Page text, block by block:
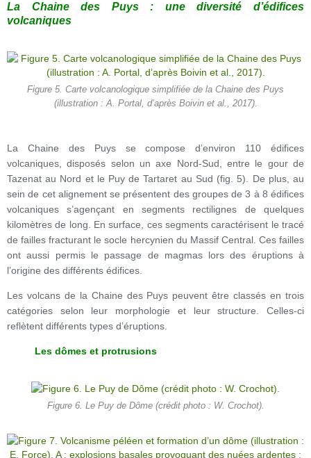
La Chaine des Puys : une diversité d’édifices
volcaniques
Figure 5. Carte volcanologique simplifiée de la Chaine des Puys
(illustration : A. Portal, d’après Boivin et al., 2017).
La Chaine des Puys se compose d’environ 110 édifices
volcaniques, disposés selon un axe Nord-Sud, entre le gour de
Tazenat au Nord et le Puy de Tartaret au Sud (fig. 5). De plus, au
sein de cet alignement se présentent des groupes de 3 à 8 édifices
volcaniques s’agençant en segments rectilignes de quelques
kilomètres de long. En surface, ces segments caractérisent le tracé
de failles fracturant le socle hercynien du Massif Central. Ces failles
ont aussi permis le passage de magmas lors des éruptions à
l’origine des différents édifices.
Les volcans de la Chaine des Puys peuvent être classés en trois
catégories selon leur morphologie et leur structure. Celles-ci
reflètent différents types d’éruptions.
Les dômes et protrusions
Figure 6. Le Puy de Dôme (crédit photo : W. Crochot).